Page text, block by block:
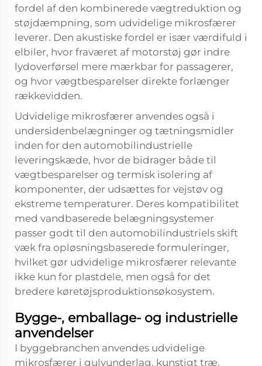
fordel af den kombinerede vægtreduktion og
støjdæmpning, som udvidelige mikrosfærer
leverer. Den akustiske fordel er især værdifuld i
elbiler, hvor fraværet af motorstøj gør indre
lydoverførsel mere mærkbar for passagerer,
og hvor vægtbesparelser direkte forlænger
rækkevidden.
Udvidelige mikrosfærer anvendes også i
undersidenbelægninger og tætningsmidler
inden for den automobilindustrielle
leveringskæde, hvor de bidrager både til
vægtbesparelser og termisk isolering af
komponenter, der udsættes for vejstøv og
ekstreme temperaturer. Deres kompatibilitet
med vandbaserede belægningsystemer
passer godt til den automobilindustriels skift
væk fra opløsningsbaserede formuleringer,
hvilket gør udvidelige mikrosfærer relevante
ikke kun for plastdele, men også for det
bredere køretøjsproduktionsøkosystem.
Bygge-, emballage- og industrielle
anvendelser
I byggebranchen anvendes udvidelige
mikrosfærer i gulvunderlag, kunstigt træ,